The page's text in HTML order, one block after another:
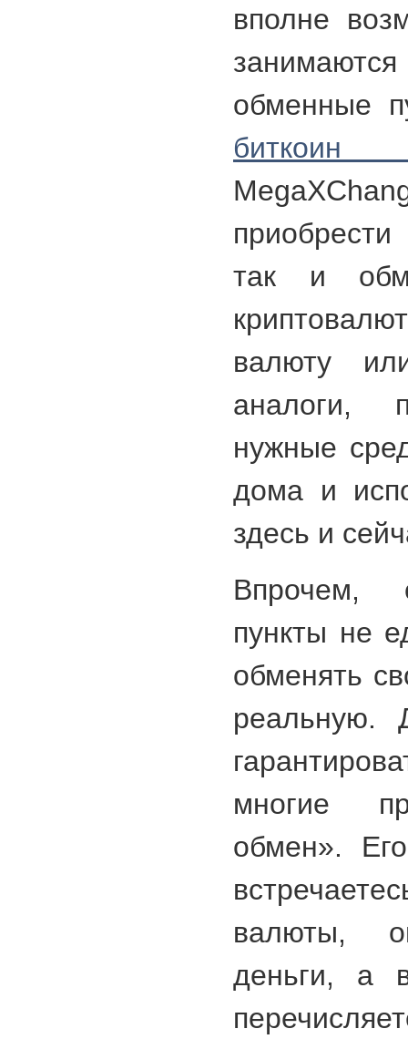
вполне
обменные
так и
валюту
аналоги,
нужные
дома и
здесь и
Впрочем,
пункты не
обменять
реальную.
многие
обмен».
валюты,
деньги, а